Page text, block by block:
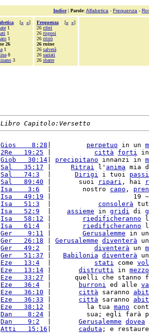
Indice| Parole: Alfabetica - Frequenza -
[« »]
1
1
1
26
1
8
3
Frequenza [« »]
26 riferì
26 risposi
26 ritirò
26 ruine
26 salverà
26 saziati
26 sbarre
Libro Capitolo:Versetto
Gios    8:28 perpetuo in un
2Re   19:25 città forti
Giob   30:14 precipitano innanzi in
Sal   35:17 Ritrai l' anima mia
Sal   74:3 Dirigi i tuoi passi
Sal   89:40 |       suoi ripari , hai
Isa    3:6
  |        nostro
capo ,
Isa   49:19 |                     19
Isa   51:3 consolerà
Isa   52:9 assieme in gridi di
Isa   58:12 riedificheranno
Isa   61:4 riedificheranno
Ger    9:11 Gerusalemme in
Ger   26:18 Gerusalemme diventerà
Ger   49:2 diventerà un
Ger   51:37 Babilonia diventerà
Eze   13:4 stati come
Eze   13:14 distrutti in mezzo
Eze   33:27 |      quelli che stanno
Eze   36:4 burroni ed alle
Eze   36:10 città saranno
Eze   36:33 città saranno
Eze   38:12 |         la tua mano
Dan    8:24 |         sua; egli farà
Dan    9:2 Gerusalemme dovea
Atti   15:16 caduta ; e